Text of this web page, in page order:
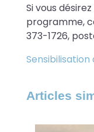
Si vous
programme,
373-1726,
Articles